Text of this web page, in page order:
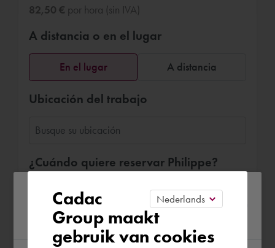
82,50 € por hora (sin IVA)
A distancia o en el lugar
En el lugar A distancia
Ubicación del trabajo
¿Cuándo quiere reservar Philippe?
Elegir fecha
Please confirm your current
region
Cadac
Group maakt
gebruik van cookies